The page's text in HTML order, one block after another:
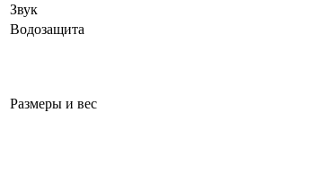
Звук
Водозащита
Размеры и вес